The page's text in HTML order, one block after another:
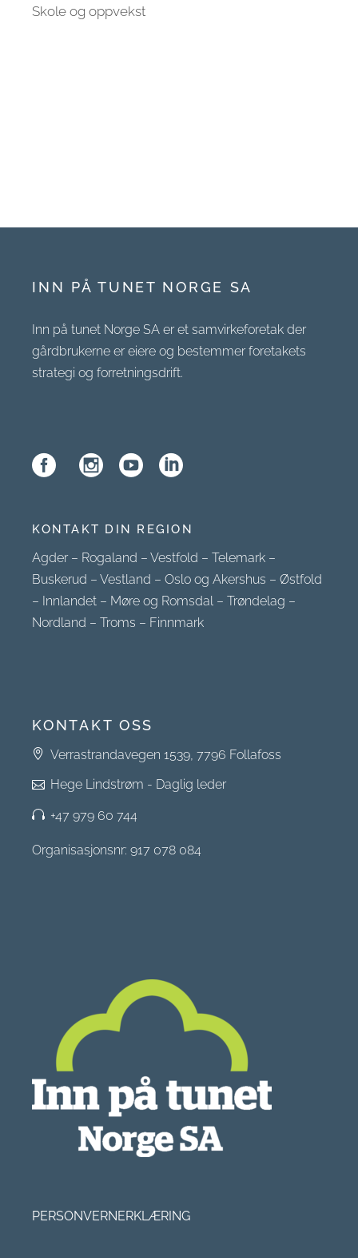
Skole og oppvekst
INN PÅ TUNET NORGE SA
Inn på tunet Norge SA er et samvirkeforetak der
gårdbrukerne er eiere og bestemmer foretakets
strategi og forretningsdrift.
KONTAKT DIN REGION
Agder– Rogaland –Vestfold –Telemark –
Buskerud –Vestland –Oslo og Akershus –Østfold
– Innlandet – Møre og Romsdal –Trøndelag –
Nordland –Troms – Finnmark
KONTAKT OSS
Verrastrandavegen 1539, 7796 Follafoss
Hege Lindstrøm - Daglig leder
+47 979 60 744
Organisasjonsnr: 917 078 084
PERSONVERNERKLÆRING